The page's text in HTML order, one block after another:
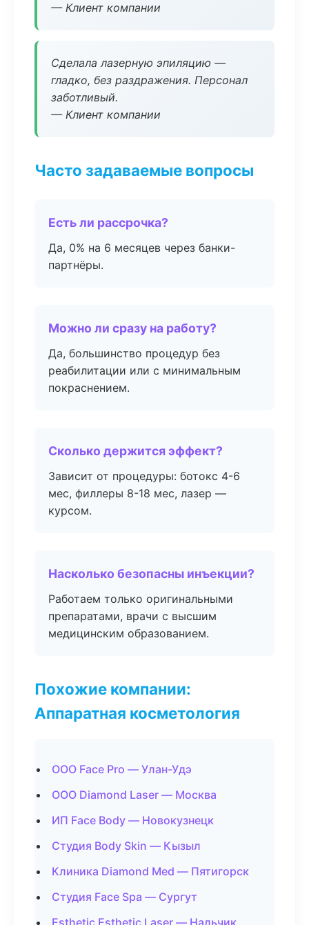
— Клиент компании
Сделала лазерную эпиляцию —
гладко, без раздражения. Персонал
заботливый.
— Клиент компании
Часто задаваемые вопросы
Есть ли рассрочка?
Да, 0% на 6 месяцев через банки-
партнёры.
Можно ли сразу на работу?
Да, большинство процедур без
реабилитации или с минимальным
покраснением.
Сколько держится эффект?
Зависит от процедуры: ботокс 4-6
мес, филлеры 8-18 мес, лазер —
курсом.
Насколько безопасны инъекции?
Работаем только оригинальными
препаратами, врачи с высшим
медицинским образованием.
Похожие компании:
Аппаратная косметология
ООО Face Pro — Улан-Удэ
ООО Diamond Laser — Москва
ИП Face Body — Новокузнецк
Студия Body Skin — Кызыл
Клиника Diamond Med — Пятигорск
Студия Face Spa — Сургут
Esthetic Esthetic Laser — Нальчик